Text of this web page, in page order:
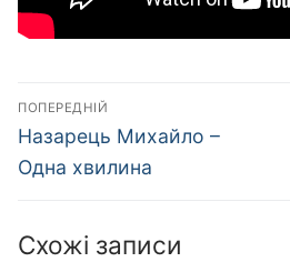
Навігація
записів
ПОПЕРЕДНІЙ
Попередній
запис:
Назарець Михайло –
Одна хвилина
Схожі записи